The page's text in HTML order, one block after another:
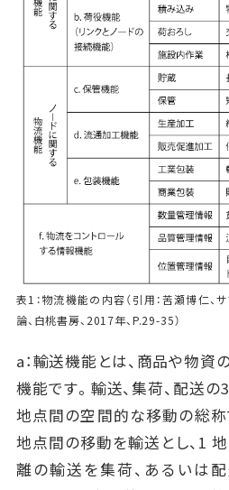
表1：物流機能の内容（引用：苦瀬博仁、
論、白桃書房、2017年、P.29-35）
a：輸送機能とは、商品や物資
機能です。輸送、集荷、配送の
地点間の空間的な移動の総称
地点間の移動を輸送とし、1
離の輸送を集荷、あるいは